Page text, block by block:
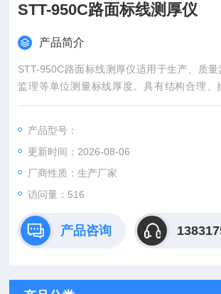
STT-950C路面标线测厚仪
产品简介
STT-950C路面标线测厚仪适用于生产、质
监理等单位测量标线厚度。具有结构合理、
广、测量精度高、数字保持功能、测量安全及
产品型号：
更新时间：2026-08-06
厂商性质：生产厂家
访问量：516
产品咨询